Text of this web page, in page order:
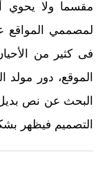
مقسما ولا يحوي
لمصممي المواقع
فى كثير من
الموقع، دور
البحث عن نص
التصميم فيظهر